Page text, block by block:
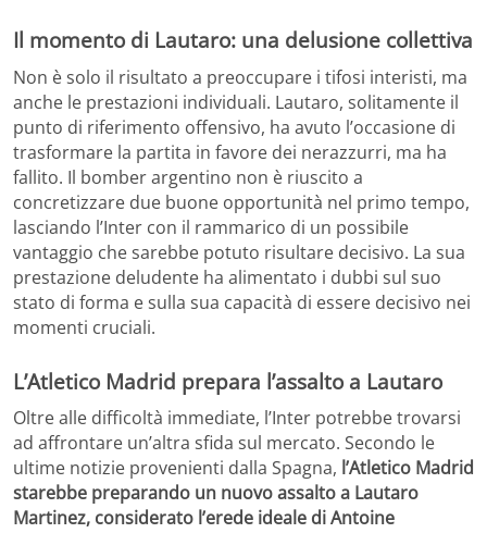
Il momento di Lautaro: una delusione collettiva
Non è solo il risultato a preoccupare i tifosi interisti, ma
anche le prestazioni individuali. Lautaro, solitamente il
punto di riferimento offensivo, ha avuto l’occasione di
trasformare la partita in favore dei nerazzurri, ma ha
fallito. Il bomber argentino non è riuscito a
concretizzare due buone opportunità nel primo tempo,
lasciando l’Inter con il rammarico di un possibile
vantaggio che sarebbe potuto risultare decisivo. La sua
prestazione deludente ha alimentato i dubbi sul suo
stato di forma e sulla sua capacità di essere decisivo nei
momenti cruciali.
L’Atletico Madrid prepara l’assalto a Lautaro
Oltre alle difficoltà immediate, l’Inter potrebbe trovarsi
ad affrontare un’altra sfida sul mercato. Secondo le
ultime notizie provenienti dalla Spagna, l’Atletico Madrid
starebbe preparando un nuovo assalto a Lautaro
Martinez, considerato l’erede ideale di Antoine